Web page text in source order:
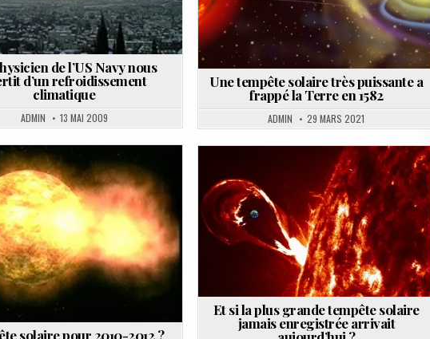
de l’US Navy nous
d’un refroidissement
climatique
ADMIN 13 MAI 2009
Une tempête solaire très puissante a
frappé la Terre en 1582
ADMIN 29 MARS 2021
Posted
in
solaire pour 2010-2012 ?
Posted
Et si la plus grande tempête solaire
jamais enregistrée arrivait